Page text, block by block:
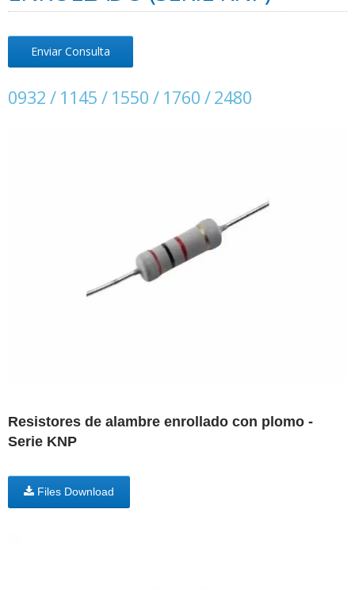
Enviar Consulta
0932 / 1145 / 1550 / 1760 / 2480
Resistores de alambre enrollado con plomo -
Serie KNP
Files Download